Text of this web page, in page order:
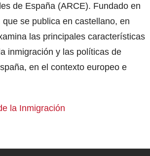
de España (ARCE). Fundado en
que se publica en castellano, en
las principales características
inmigración y las políticas de
en el contexto europeo e
la Inmigración